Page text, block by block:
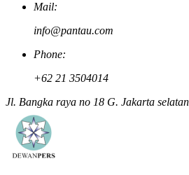
Mail:
info@pantau.com
Phone:
+62 21 3504014
Jl. Bangka raya no 18 G. Jakarta